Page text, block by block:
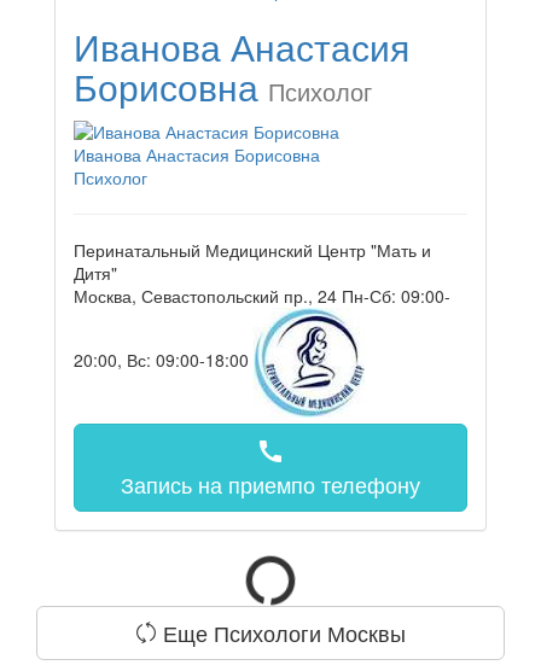
Иванова Анастасия
Борисовна Психолог
Иванова Анастасия Борисовна
Психолог
Перинатальный Медицинский Центр "Мать и
Дитя"
Москва, Севастопольский пр., 24 Пн-Сб: 09:00-
20:00, Вс: 09:00-18:00
call
Запись на приемпо телефону
Еще Психологи Москвы